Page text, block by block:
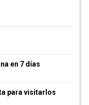
en 7 días
para visitarlos